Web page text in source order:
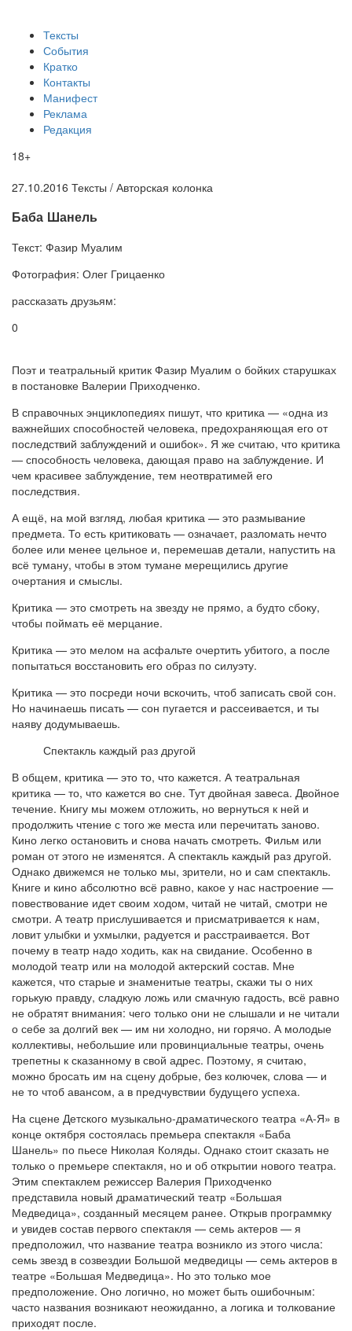
Тексты
События
Кратко
Контакты
Манифест
Реклама
Редакция
18+
27.10.2016 Тексты / Авторская колонка
​Баба Шанель
Текст: Фазир Муалим
Фотография: Олег Грицаенко
рассказать друзьям:
0
Поэт и театральный критик Фазир Муалим о бойких старушках
в постановке Валерии Приходченко.
В справочных энциклопедиях пишут, что критика — «одна из
важнейших способностей человека, предохраняющая его от
последствий заблуждений и ошибок». Я же считаю, что критика
— способность человека, дающая право на заблуждение. И
чем красивее заблуждение, тем неотвратимей его
последствия.
А ещё, на мой взгляд, любая критика — это размывание
предмета. То есть критиковать — означает, разломать нечто
более или менее цельное и, перемешав детали, напустить на
всё туману, чтобы в этом тумане мерещились другие
очертания и смыслы.
Критика — это смотреть на звезду не прямо, а будто сбоку,
чтобы поймать её мерцание.
Критика — это мелом на асфальте очертить убитого, а после
попытаться восстановить его образ по силуэту.
Критика — это посреди ночи вскочить, чтоб записать свой сон.
Но начинаешь писать — сон пугается и рассеивается, и ты
наяву додумываешь.
Спектакль каждый раз другой
В общем, критика — это то, что кажется. А театральная
критика — то, что кажется во сне. Тут двойная завеса. Двойное
течение. Книгу мы можем отложить, но вернуться к ней и
продолжить чтение с того же места или перечитать заново.
Кино легко остановить и снова начать смотреть. Фильм или
роман от этого не изменятся. А спектакль каждый раз другой.
Однако движемся не только мы, зрители, но и сам спектакль.
Книге и кино абсолютно всё равно, какое у нас настроение —
повествование идет своим ходом, читай не читай, смотри не
смотри. А театр прислушивается и присматривается к нам,
ловит улыбки и ухмылки, радуется и расстраивается. Вот
почему в театр надо ходить, как на свидание. Особенно в
молодой театр или на молодой актерский состав. Мне
кажется, что старые и знаменитые театры, скажи ты о них
горькую правду, сладкую ложь или смачную гадость, всё равно
не обратят внимания: чего только они не слышали и не читали
о себе за долгий век — им ни холодно, ни горячо. А молодые
коллективы, небольшие или провинциальные театры, очень
трепетны к сказанному в свой адрес. Поэтому, я считаю,
можно бросать им на сцену добрые, без колючек, слова — и
не то чтоб авансом, а в предчувствии будущего успеха.
На сцене Детского музыкально-драматического театра «А-Я» в
конце октября состоялась премьера спектакля «Баба
Шанель» по пьесе Николая Коляды. Однако стоит сказать не
только о премьере спектакля, но и об открытии нового театра.
Этим спектаклем режиссер Валерия Приходченко
представила новый драматический театр «Большая
Медведица», созданный месяцем ранее. Открыв программку
и увидев состав первого спектакля — семь актеров — я
предположил, что название театра возникло из этого числа:
семь звезд в созвездии Большой медведицы — семь актеров в
театре «Большая Медведица». Но это только мое
предположение. Оно логично, но может быть ошибочным:
часто названия возникают неожиданно, а логика и толкование
приходят после.